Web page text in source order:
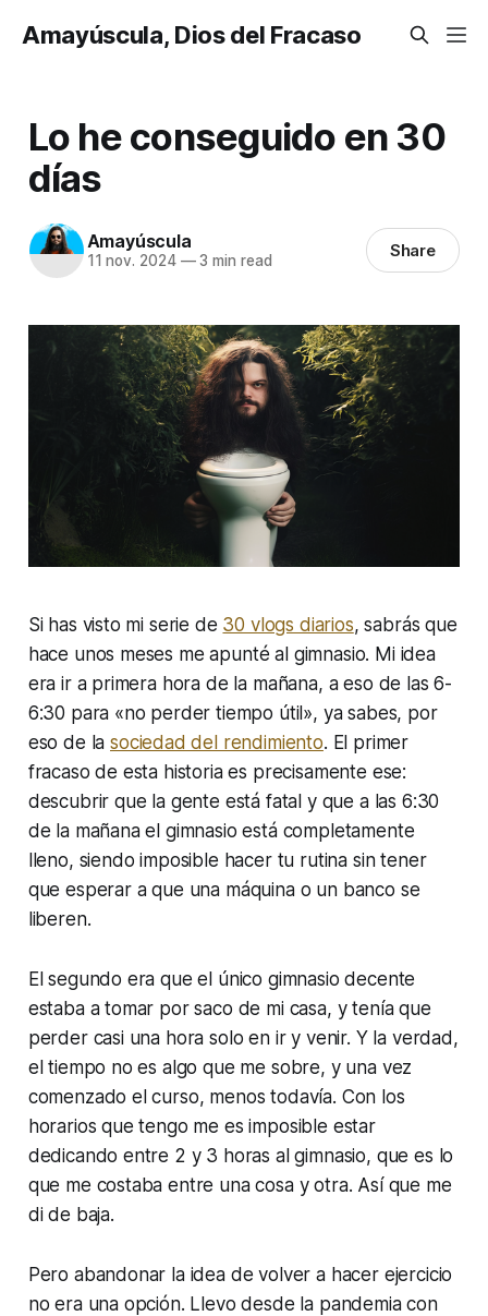
Amayúscula, Dios del Fracaso
Lo he conseguido en 30
días
Amayúscula
11 nov. 2024 —3 min read Share
Si has visto mi serie de 30 vlogs diarios, sabrás que
hace unos meses me apunté al gimnasio. Mi idea
era ir a primera hora de la mañana, a eso de las 6-
6:30 para «no perder tiempo útil», ya sabes, por
eso de lasociedad del rendimiento. El primer
fracaso de esta historia es precisamente ese:
descubrir que la gente está fatal y que a las 6:30
de la mañana el gimnasio está completamente
lleno, siendo imposible hacer tu rutina sin tener
que esperar a que una máquina o un banco se
liberen.
El segundo era que el único gimnasio decente
estaba a tomar por saco de mi casa, y tenía que
perder casi una hora solo en ir y venir. Y la verdad,
el tiempo no es algo que me sobre, y una vez
comenzado el curso, menos todavía. Con los
horarios que tengo me es imposible estar
dedicando entre 2 y 3 horas al gimnasio, que es lo
que me costaba entre una cosa y otra. Así que me
di de baja.
Pero abandonar la idea de volver a hacer ejercicio
no era una opción. Llevo desde la pandemia con